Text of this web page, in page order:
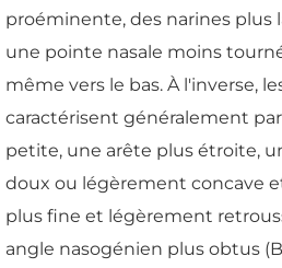
proéminente, des narines plus
une pointe nasale moins
même vers le bas. À l'inverse,
caractérisent généralement
petite, une arête plus étroite,
doux ou légèrement concave
plus fine et légèrement
angle nasogénien plus obtus